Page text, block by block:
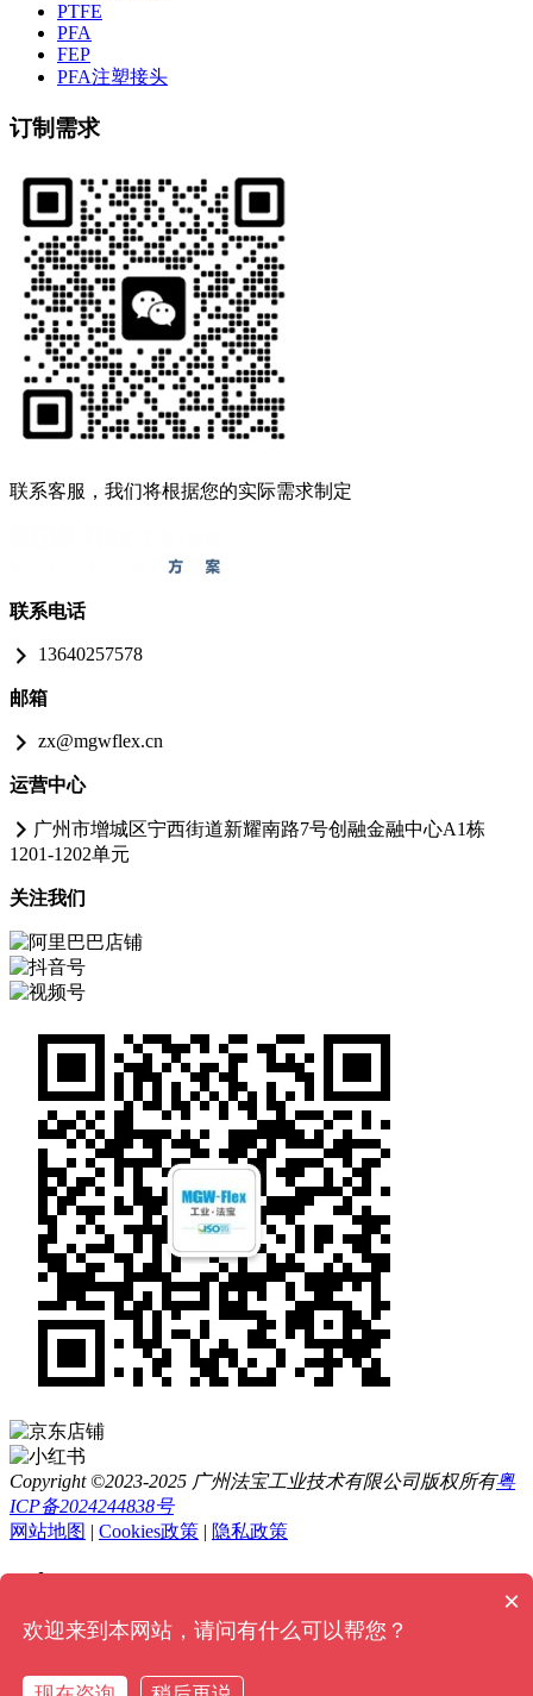
PTFE
PFA
FEP
PFA注塑接头
订制需求
联系客服，我们将根据您的实际需求制定
联系电话
13640257578
邮箱
zx@mgwflex.cn
运营中心
广州市增城区宁西街道新耀南路7号创融金融中心A1栋
1201-1202单元
关注我们
Copyright ©2023-2025 广州法宝工业技术有限公司版权所有粤
ICP备2024244838号
网站地图 | Cookies政策 | 隐私政策
×
欢迎来到本网站，请问有什么可以帮您？